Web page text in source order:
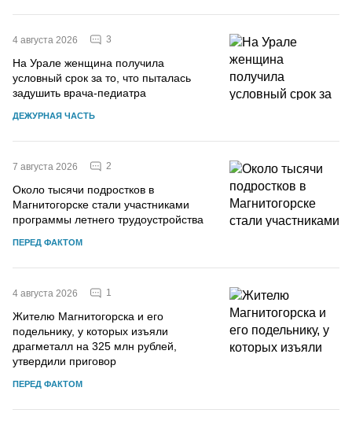
4 августа 2026 3
На Урале женщина получила
условный срок за то, что пыталась
задушить врача-педиатра
ДЕЖУРНАЯ ЧАСТЬ
7 августа 2026 2
Около тысячи подростков в
Магнитогорске стали участниками
программы летнего трудоустройства
ПЕРЕД ФАКТОМ
4 августа 2026 1
Жителю Магнитогорска и его
подельнику, у которых изъяли
драгметалл на 325 млн рублей,
утвердили приговор
ПЕРЕД ФАКТОМ